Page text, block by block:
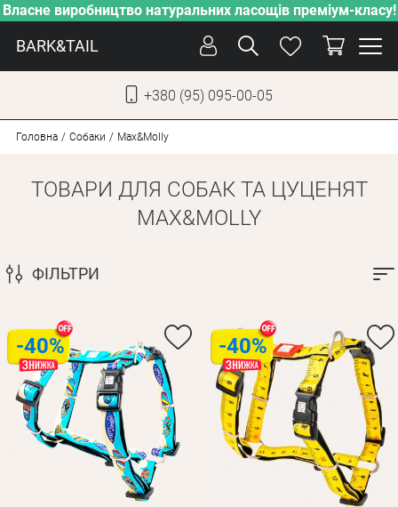
Власне виробництво натуральних ласощів преміум-класу!
BARK&TAIL
+380 (95) 095-00-05
ДОГЛЯД
ПІКЛУВАННЯ
АКЦІЇ
ДЛЯ КОТІВ
Оплата і доставка
Програма лояльності
Оптовим клієнтам
Головна Собаки Max&Molly
ТОВАРИ ДЛЯ СОБАК ТА ЦУЦЕНЯТ
MAX&MOLLY
ФІЛЬТРИ
-40% -40%